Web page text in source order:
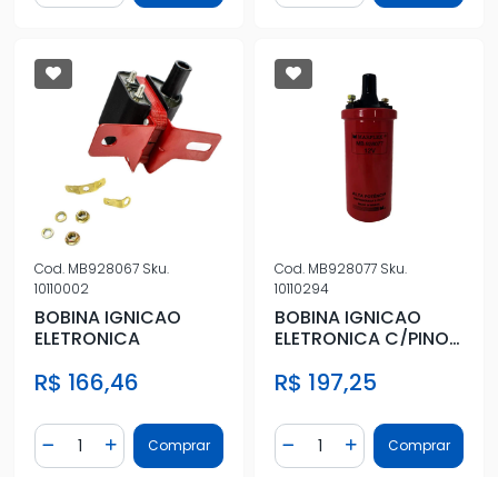
Cod. MB928067 Sku.
10110002
BOBINA IGNICAO
ELETRONICA
R$ 166,46
Diminuir Quantidade
Quantidade
Adicionar Quantidade
Comprar
Cod. MB928077 Sku.
10110294
BOBINA IGNICAO
ELETRONICA C/PINO
R$ 197,25
Diminuir Quantidade
Quantidade
AdicionarComprar